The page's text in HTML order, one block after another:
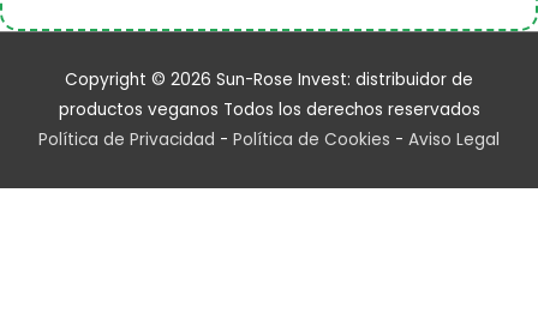
Copyright © 2026 Sun-Rose Invest: distribuidor de
productos veganos Todos los derechos reservados
Política de Privacidad - Política de Cookies - Aviso Legal